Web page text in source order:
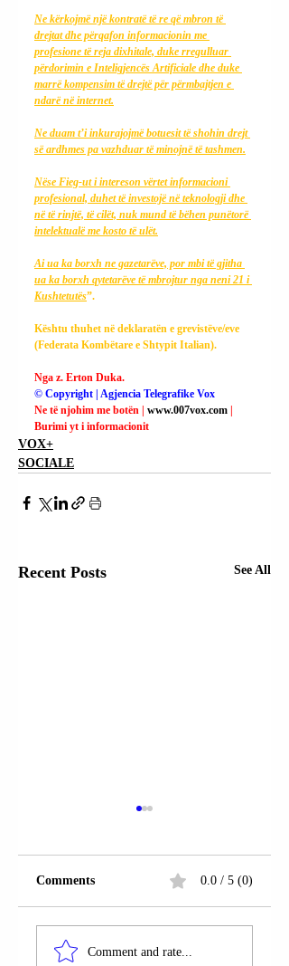
Ne kërkojmë një kontratë të re që mbron të
drejtat dhe përqafon informacionin me
profesione të reja dixhitale, duke rregulluar
përdorimin e Inteligjencës Artificiale dhe duke
marrë kompensim të drejtë për përmbajtjen e
ndarë në internet.
Ne duam t’i inkurajojmë botuesit të shohin drejt
së ardhmes pa vazhduar të minojnë të tashmen.
Nëse Fieg-ut i intereson vërtet informacioni
profesional, duhet të investojë në teknologji dhe
në të rinjtë, të cilët, nuk mund të bëhen punëtorë
intelektualë me kosto të ulët.
Ai ua ka borxh ne gazetarëve, por mbi të gjitha
ua ka borxh qytetarëve të mbrojtur nga neni 21 i
Kushtetutës”.
Kështu thuhet në deklaratën e grevistëve/eve
(Federata Kombëtare e Shtypit Italian).
Nga z. Erton Duka.
© Copyright | Agjencia Telegrafike Vox
Ne të njohim me botën | www.007vox.com |
Burimi yt i informacionit
VOX+
SOCIALE
Recent Posts See All
RUÇI FILLOI
Comments 0.0 / 5 (0)
Comment and rate...